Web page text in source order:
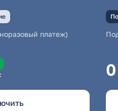
платеж)
0